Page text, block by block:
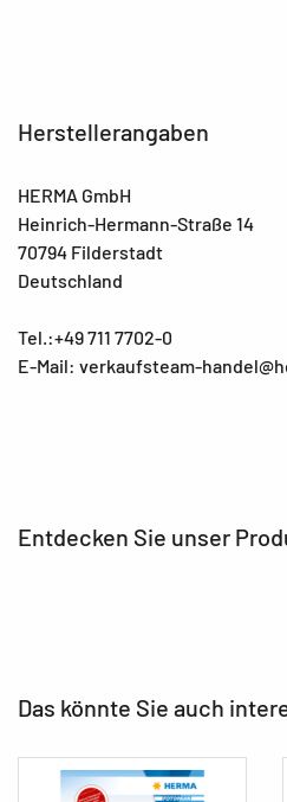
Herstellerangaben
HERMA GmbH
Heinrich-Hermann-Straße 14
70794 Filderstadt
Deutschland
Tel.:+49 711 7702-0
E-Mail: verkaufsteam-
Entdecken Sie unser
Das könnte Sie auch